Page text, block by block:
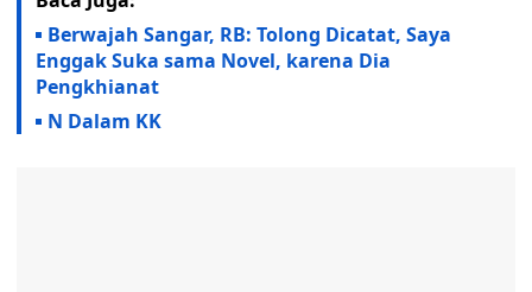
Berwajah Sangar, RB: Tolong Dicatat, Saya
Enggak Suka sama Novel, karena Dia
Pengkhianat
N Dalam KK